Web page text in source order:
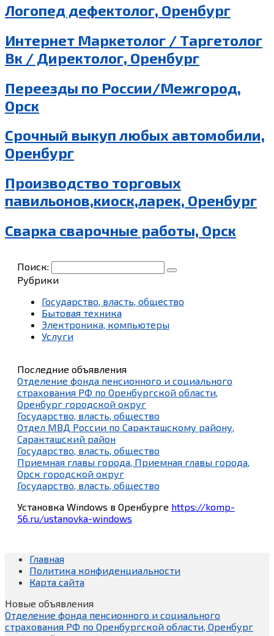
Логопед дефектолог, Оренбург
Интернет Маркетолог / Таргетолог
Вк / Директолог, Оренбург
Переезды по России/Межгород,
Орск
Срочный выкуп любых автомобили,
Оренбург
Производство торговых
павильонов,киоск,ларек, Оренбург
Сварка сварочные работы, Орск
Поиск:
Рубрики
Государство, власть, общество
Бытовая техника
Электроника, компьютеры
Услуги
Последние объявления
Отделение фонда пенсионного и социального
страхования РФ по Оренбургской области,
Оренбург городской округ
Государство, власть, общество
Отдел МВД России по Саракташскому району,
Саракташский район
Государство, власть, общество
Приемная главы города, Приемная главы города,
Орск городской округ
Государство, власть, общество
Установка Windows в Оренбурге https://komp-
56.ru/ustanovka-windows
Главная
Политика конфиденциальности
Карта сайта
Новые объявления
Отделение фонда пенсионного и социального
страхования РФ по Оренбургской области, Оренбург